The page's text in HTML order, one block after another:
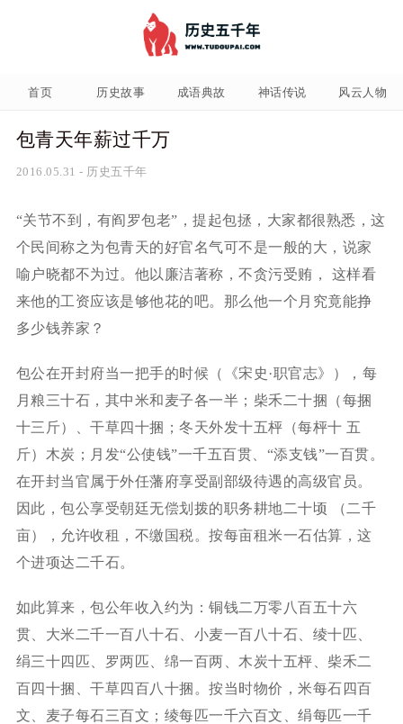
首页 历史故事 成语典故 神话传说 风云人物
包青天年薪过千万
2016.05.31 - 历史五千年
“关节不到，有阎罗包老”，提起包拯，大家都很熟悉，这
个民间称之为包青天的好官名气可不是一般的大，说家
喻户晓都不为过。他以廉洁著称，不贪污受贿， 这样看
来他的工资应该是够他花的吧。那么他一个月究竟能挣
多少钱养家？
包公在开封府当一把手的时候（《宋史·职官志》），每
月粮三十石，其中米和麦子各一半；柴禾二十捆（每捆
十三斤）、干草四十捆；冬天外发十五枰（每枰十 五
斤）木炭；月发“公使钱”一千五百贯、“添支钱”一百贯。
在开封当官属于外任藩府享受副部级待遇的高级官员。
因此，包公享受朝廷无偿划拨的职务耕地二十顷 （二千
亩），允许收租，不缴国税。按每亩租米一石估算，这
个进项达二千石。
如此算来，包公年收入约为：铜钱二万零八百五十六
贯、大米二千一百八十石、小麦一百八十石、绫十匹、
绢三十四匹、罗两匹、绵一百两、木炭十五枰、柴禾二
百四十捆、干草四百八十捆。按当时物价，米每石四百
文、麦子每石三百文；绫每匹一千六百文、绢每匹一千